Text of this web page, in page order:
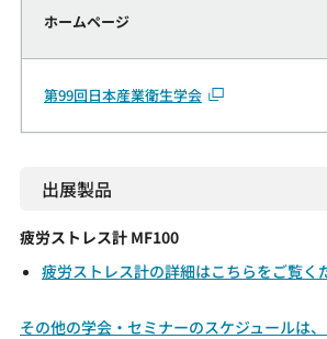
ホームページ
第99回日本産業衛生学会
出展製品
疲労ストレス計 MF100
疲労ストレス計の詳細はこちらをご覧く
その他の学会・セミナーのスケジュールは